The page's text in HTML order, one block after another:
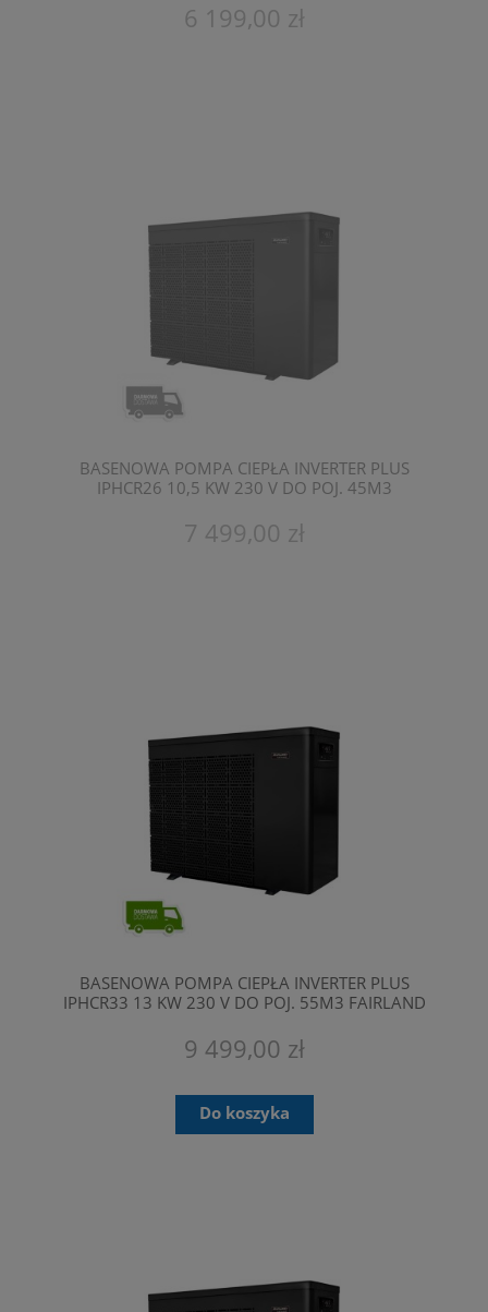
6 199,00 zł
BASENOWA POMPA CIEPŁA INVERTER PLUS
IPHCR26 10,5 KW 230 V DO POJ. 45M3
7 499,00 zł
BASENOWA POMPA CIEPŁA INVERTER PLUS
IPHCR33 13 KW 230 V DO POJ. 55M3 FAIRLAND
9 499,00 zł
Do koszyka